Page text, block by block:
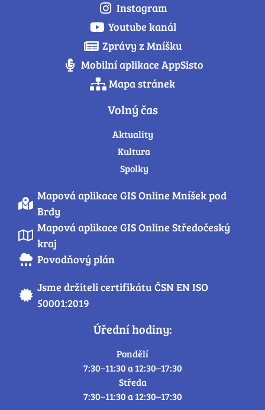
Instagram
Youtube kanál
Zprávy z Mníšku
Mobilní aplikace AppSisto
Mapa stránek
Volný čas
Aktuality
Kultura
Spolky
Mapová aplikace GIS Online Mníšek pod
Brdy
Mapová aplikace GIS Online Středočeský
kraj
Povodňový plán
Jsme držiteli certifikátu ČSN EN ISO
50001:2019
Úřední hodiny:
Pondělí
7:30–11:30 a 12:30–17:30
Středa
7:30–11:30 a 12:30–17:30